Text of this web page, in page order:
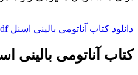
دانلود کتاب آناتومی بالینی اسنل pdf
کتاب آناتومی بالینی